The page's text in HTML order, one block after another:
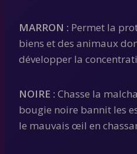
MARRON : Permet la
biens et des animaux
développer la
NOIRE : Chasse la
bougie noire bannit les
le mauvais œil en